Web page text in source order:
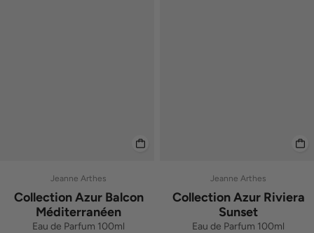
Jeanne Arthes
Collection Azur Balcon
Méditerranéen
Eau de Parfum 100ml
Jeanne Arthes
Collection Azur Riviera
Sunset
Eau de Parfum 100ml